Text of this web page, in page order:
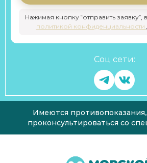
Нажимая кнопку “отправить заявку”,
политикой конфиденциальности
Соц сети:
Имеются
проконсультироваться со